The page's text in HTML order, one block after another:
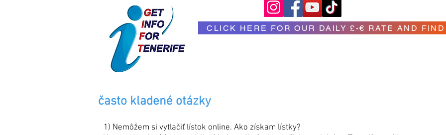
CLICK HERE FOR OUR DAILY £-€ RATE AND FIND
často kladené otázky
1) Nemôžem si vytlačiť lístok online. Ako získam lístky?